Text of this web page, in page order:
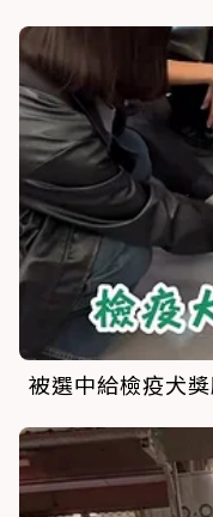
被選中給檢疫犬